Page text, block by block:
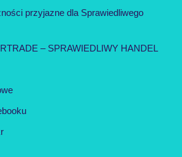
przyjazne dla Sprawiedliwego
– SPRAWIEDLIWY HANDEL